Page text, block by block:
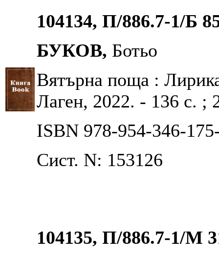
104134, П/886.7-1/Б
БУКОВ, Ботьо
Вятърна поща :
Лаген, 2022. - 136 с. ;
ISBN 978-954-346-
Сист. N: 153126
104135, П/886.7-1/М